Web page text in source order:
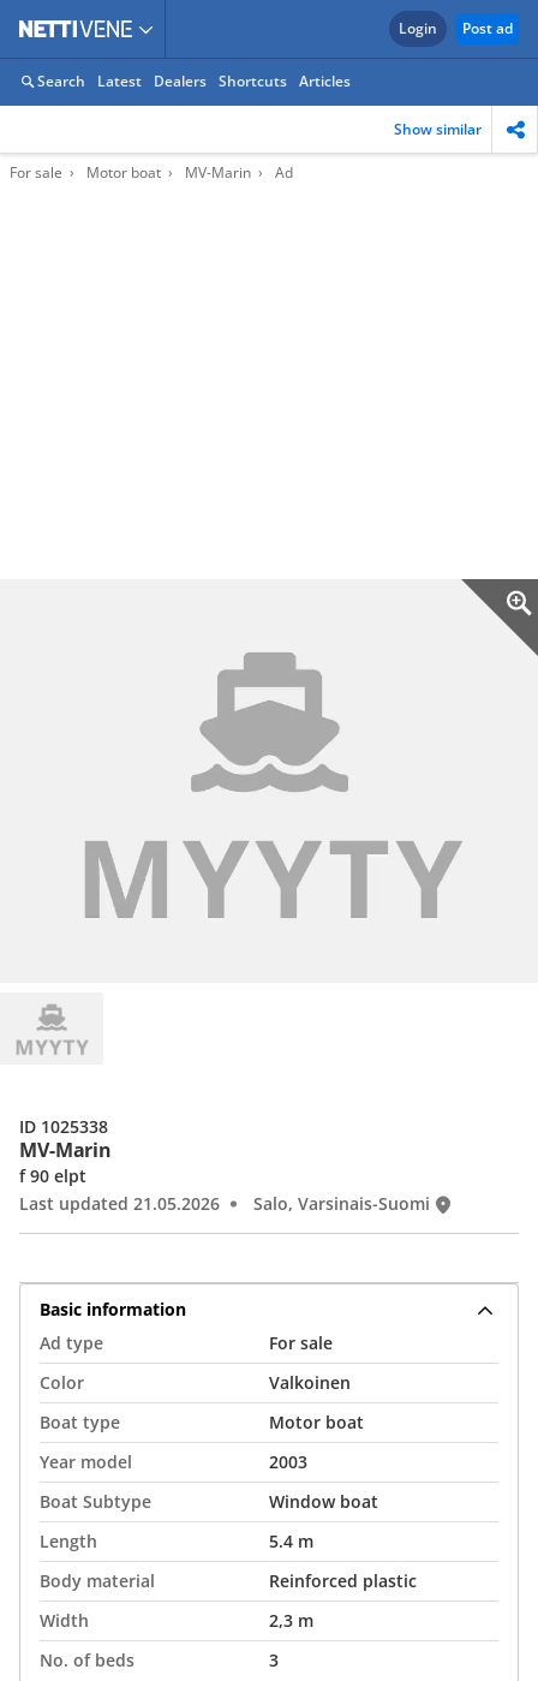
Login Post ad
Search Latest Dealers Shortcuts Articles
Show similar
For sale Motor boat MV-Marin Ad
MV-Marin
f 90 elpt
Last updated 21.05.2026
Salo, Varsinais-Suomi
ID 1025338
Basic information
Ad type
For sale
Color
Valkoinen
Boat type
Motor boat
Year model
2003
Boat Subtype
Window boat
Length
5.4 m
Body material
Reinforced plastic
Width
2,3 m
No. of beds
3